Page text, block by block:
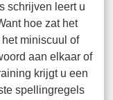
schrijven leert u
hoe zat het
miniscuul of
aan elkaar of
krijgt u een
spellingregels